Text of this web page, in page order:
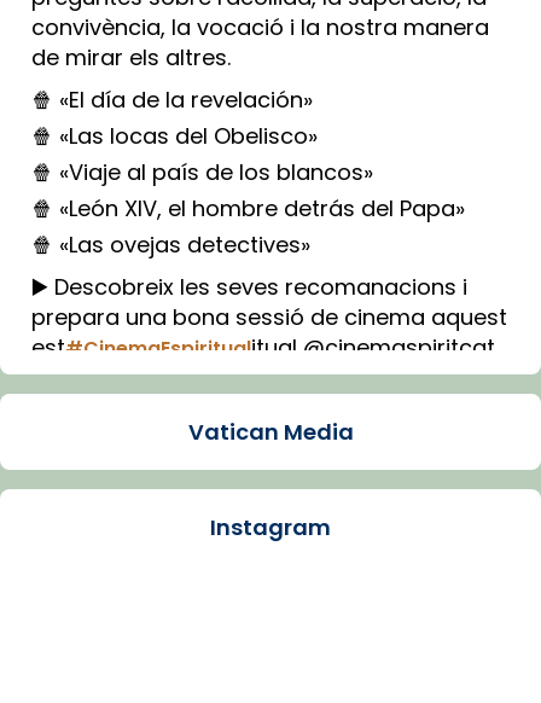
convivència, la vocació i la nostra manera
de mirar els altres.
🍿 «El día de la revelación»
🍿 «Las locas del Obelisco»
🍿 «Viaje al país de los blancos»
🍿 «León XIV, el hombre detrás del Papa»
🍿 «Las ovejas detectives»
▶️ Descobreix les seves recomanacions i
prepara una bona sessió de cinema aquest
est#CinemaEspiritualitual @cinemaspiritcat
Imatge: Generada amb IA (OpenAI)
Arquebisbat de Barcelona
Vatican Media
Instagram